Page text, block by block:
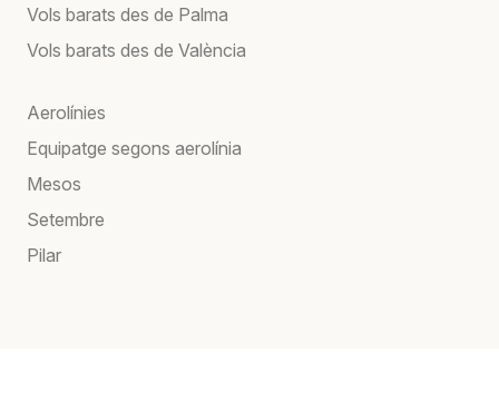
Vols barats des de Palma
Vols barats des de València
Aerolínies
Equipatge segons aerolínia
Mesos
Setembre
Pilar